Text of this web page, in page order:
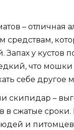
– отличная
средствам,
Запах у кустов
что мошки
себе другое
скипидар –
в сжатые сроки.
и